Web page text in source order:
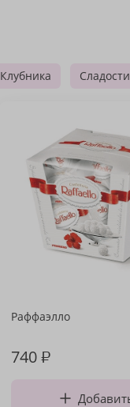
Клубника Сладости
Раффаэлло
740₽